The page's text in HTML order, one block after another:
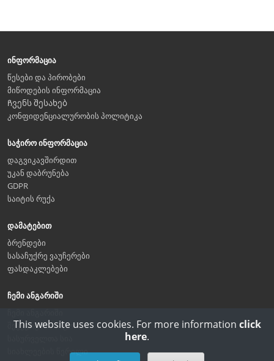
ინფორმაცია
წესები და პირობები
მიწოდების ინფორმაცია
Ჩვენს შესახებ
კონფიდენციალურობის პოლიტიკა
საჭირო ინფორმაცია
დაგვიკავშირდით
უკან დაბრუნება
GDPR
საიტის რუქა
დამატებით
ბრენდები
სასაჩუქრე ვაუჩერები
ფასდაკლებები
ჩემი ანგარიში
შეკვეთების ისტორია
სიახლეების წერილი
This website uses cookies. For more information click
here.